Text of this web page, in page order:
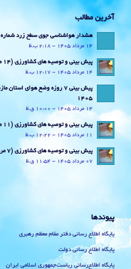
آخرین مطالب
هشدار هواشناسی جوی سطح زرد شماره 15 مورخ 14 مرداد 1405
14 مرداد 1405 - 2:18 ب.ظ
پیش بینی و توصیه های کشاورزی (14 مرداد ۱۴۰۵)
14 مرداد 1405 - 12:17 ب.ظ
1405
14 مرداد 1405 - 10:00 ق.ظ
پیش بینی و توصیه های کشاورزی (11 مرداد ۱۴۰۵)
11 مرداد 1405 - 12:22 ب.ظ
پیش بینی و توصیه های کشاورزی (7 مرداد ۱۴۰۵)
07 مرداد 1405 - 11:54 ق.ظ
پیوندها
پایگاه اطلاع رسانی دفتر مقام معظم رهبری
پایگاه اطلاع رسانی دولت
پایگاه اطلاع‌رسانی ریاست‌جمهوری اسلامی ایران